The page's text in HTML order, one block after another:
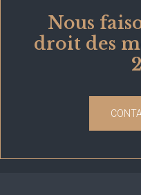
Nous
droit des